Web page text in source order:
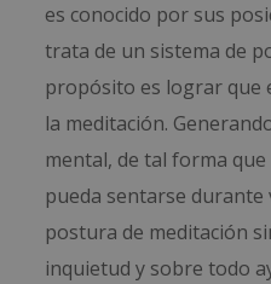
es conocido por sus
trata de un sistema de
propósito es lograr que
la meditación.
mental, de tal forma
pueda sentarse
postura de meditación
inquietud y sobre todo